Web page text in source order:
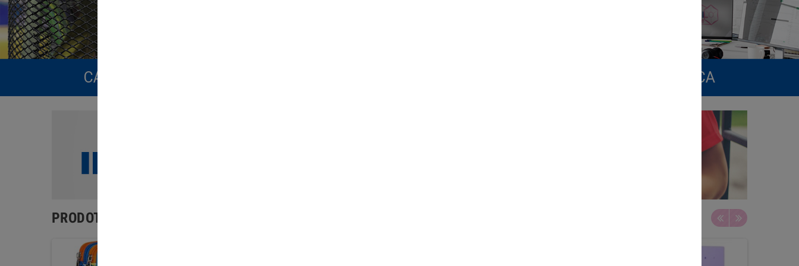
CARTOLERIA - CANCELLERIA - CARTOTECNICA - CONSUMABILI - INFORMATICA - MODULISTICA
PRODOTTI IN VETRINA